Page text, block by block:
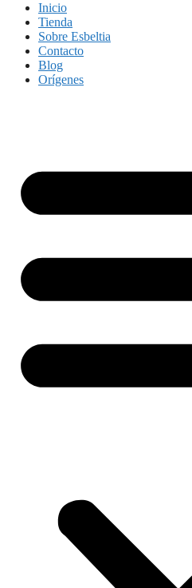
Inicio
Tienda
Sobre Esbeltia
Contacto
Blog
Orígenes